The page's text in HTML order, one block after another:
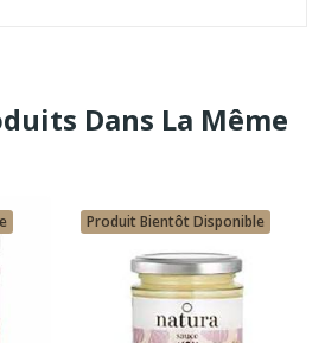
Dans La Même
Produit Bientôt Disponible